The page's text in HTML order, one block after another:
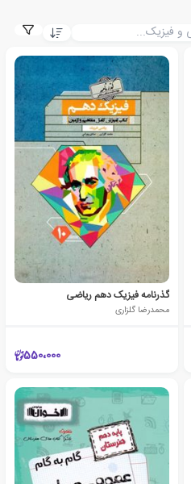
گذرنامه فیزیک دهم ریاضی
محمدرضا گلزاری
550،000